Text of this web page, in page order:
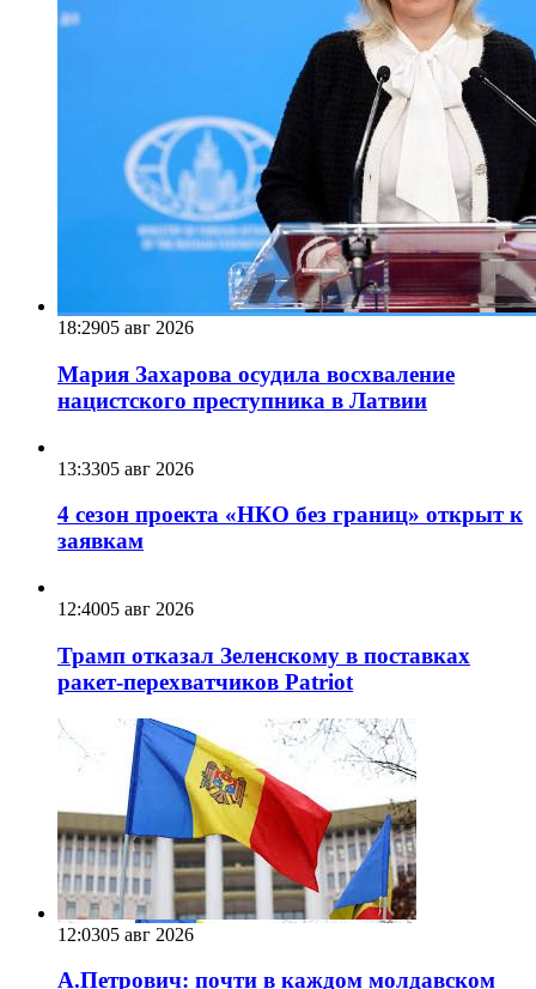
18:2905 авг 2026
Мария Захарова осудила восхваление
нацистского преступника в Латвии
13:3305 авг 2026
4 сезон проекта «НКО без границ» открыт к
заявкам
12:4005 авг 2026
Трамп отказал Зеленскому в поставках
ракет-перехватчиков Patriot
12:0305 авг 2026
А.Петрович: почти в каждом молдавском